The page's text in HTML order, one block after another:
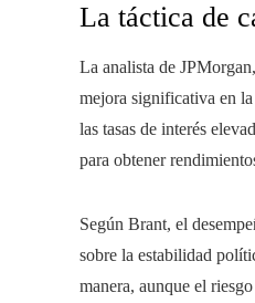
La táctica de
La analista de
mejora significativa en
las tasas de interés
para obtener
Según Brant, el
sobre la estabilidad
manera, aunque el